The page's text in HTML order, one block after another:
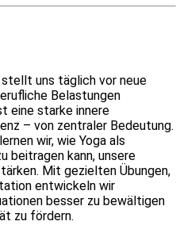
uns täglich vor neue
Belastungen
eine starke innere
– von zentraler Bedeutung.
wir, wie Yoga als
beitragen kann, unsere
Mit gezielten Übungen,
entwickeln wir
besser zu bewältigen
zu fördern.